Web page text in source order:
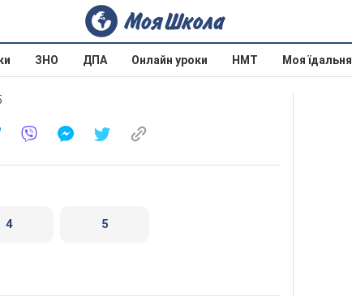
ЗНО ДПА Онлайн уроки НМТ Моя їдальня
4 5